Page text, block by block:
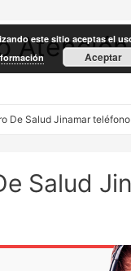
De Salud Jinamar teléfono
Salud
este sitio aceptas el
Aceptar